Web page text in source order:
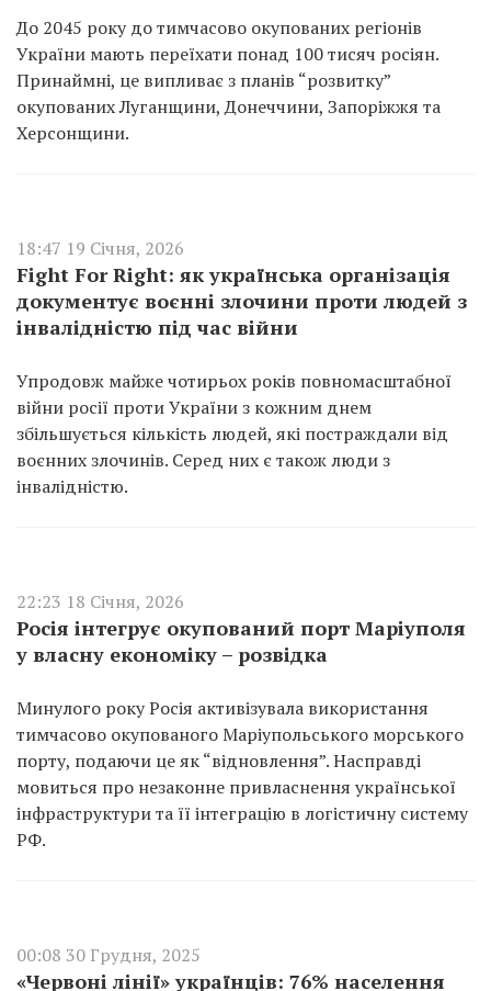
До 2045 року до тимчасово окупованих регіонів
України мають переїхати понад 100 тисяч росіян.
Принаймні, це випливає з планів “розвитку”
окупованих Луганщини, Донеччини, Запоріжжя та
Херсонщини.
18:47 19 Січня, 2026
Fight For Right: як українська організація
документує воєнні злочини проти людей з
інвалідністю під час війни
Упродовж майже чотирьох років повномасштабної
війни росії проти України з кожним днем
збільшується кількість людей, які постраждали від
воєнних злочинів. Серед них є також люди з
інвалідністю.
22:23 18 Січня, 2026
Росія інтегрує окупований порт Маріуполя
у власну економіку – розвідка
Минулого року Росія активізувала використання
тимчасово окупованого Маріупольського морського
порту, подаючи це як “відновлення”. Насправді
мовиться про незаконне привласнення української
інфраструктури та її інтеграцію в логістичну систему
РФ.
00:08 30 Грудня, 2025
«Червоні лінії» українців: 76% населення